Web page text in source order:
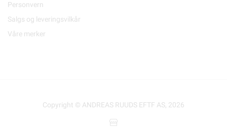
Personvern
Salgs og leveringsvilkår
Våre merker
Copyright © ANDREAS RUUDS EFTF AS, 2026